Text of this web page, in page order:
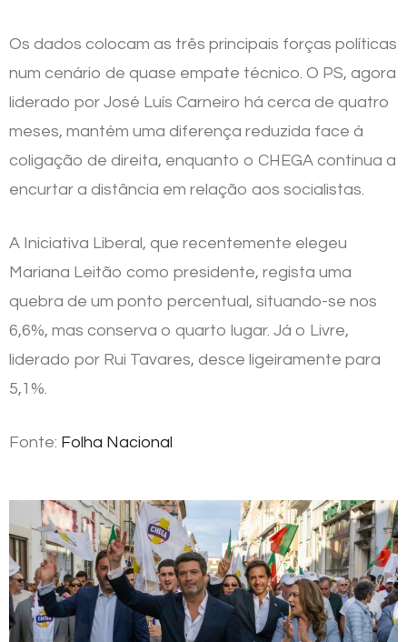
Os dados colocam as três principais forças políticas
num cenário de quase empate técnico. O PS, agora
liderado por José Luís Carneiro há cerca de quatro
meses, mantém uma diferença reduzida face à
coligação de direita, enquanto o CHEGA continua a
encurtar a distância em relação aos socialistas.
A Iniciativa Liberal, que recentemente elegeu
Mariana Leitão como presidente, regista uma
quebra de um ponto percentual, situando-se nos
6,6%, mas conserva o quarto lugar. Já o Livre,
liderado por Rui Tavares, desce ligeiramente para
5,1%.
Fonte: Folha Nacional